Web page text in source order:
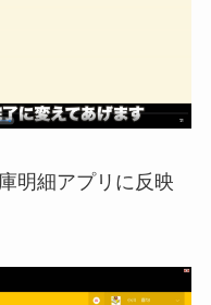
明細アプリに反映